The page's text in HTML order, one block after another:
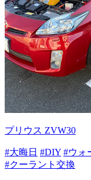
プリウス ZVW30
#大晦日 #DIY #ウォ
#クーラント交換